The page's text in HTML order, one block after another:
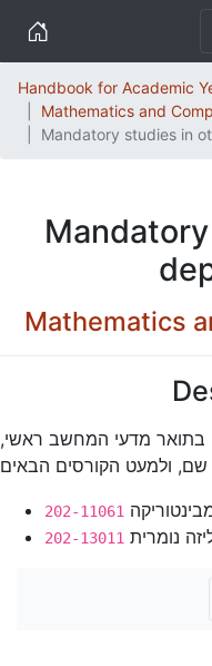
Home
Handbook for Academic
Mathematics and
Mandatory studies in
Mathematics
בתואר מדעי המחשב ראשי,
202-11061
נומרית 202-13011